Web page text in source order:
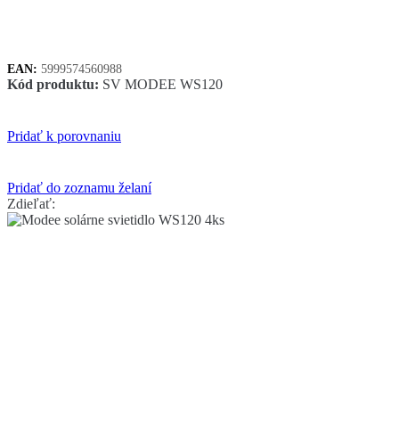
EAN: 5999574560988
Kód produktu: SV MODEE WS120
Pridať k porovnaniu
Pridať do zoznamu želaní
Zdieľať: